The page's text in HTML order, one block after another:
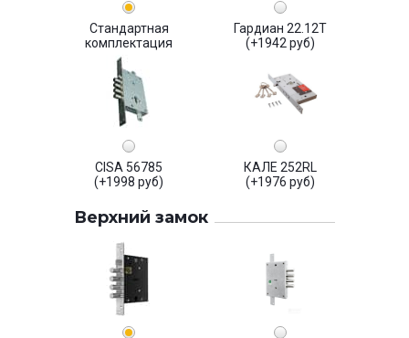
Стандартная
комплектация
Гардиан 22.12Т
(+1942 руб)
CISA 56785
(+1998 руб)
КАЛЕ 252RL
(+1976 руб)
Верхний замок